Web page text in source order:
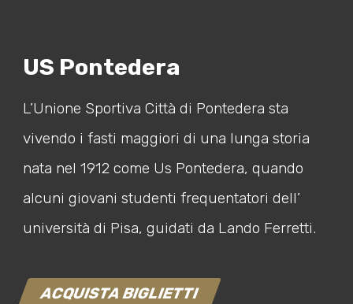
US Pontedera
L’Unione Sportiva Città di Pontedera sta
vivendo i fasti maggiori di una lunga storia
nata nel 1912 come Us Pontedera, quando
alcuni giovani studenti frequentatori dell’
università di Pisa, guidati da Lando Ferretti.
ACQUISTA BIGLIETTI